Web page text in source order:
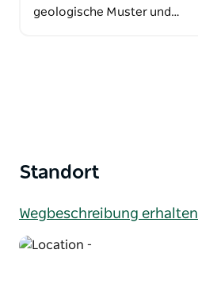
geologische Muster und…
Standort
Wegbeschreibung erhalten